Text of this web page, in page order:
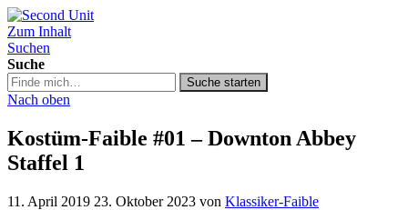
Second Unit
Zum Inhalt
Suchen
Suche
Suche
in
podcast.de/
Suche starten
Nach oben
Kostüm-Faible #01 – Downton Abbey
Staffel 1
11. April 2019 23. Oktober 2023 von Klassiker-Faible